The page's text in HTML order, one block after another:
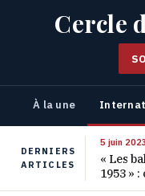
Cercle
À la une
DERNIERS
ARTICLES
5 juin 2023
« Les
1953 »
pour les